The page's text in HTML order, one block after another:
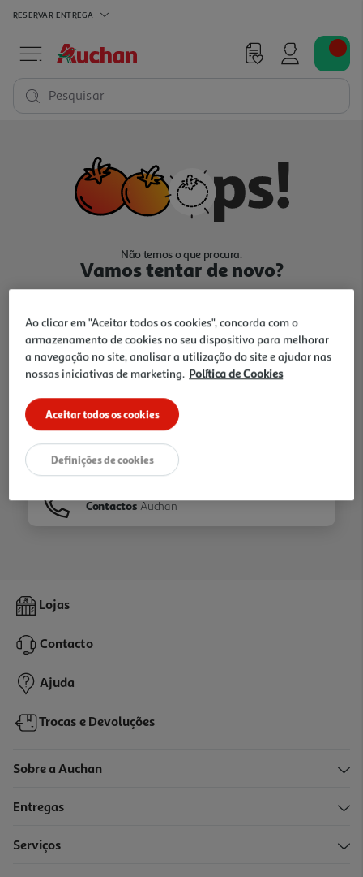
RESERVAR ENTREGA
Pesquisar
Não temos o que procura.
Vamos tentar de novo?
Ir para Homepage
Folhetos
Contactos Auchan
Lojas
Contacto
Ajuda
Trocas e Devoluções
Sobre a Auchan
Entregas
Serviços
Ao clicar em "Aceitar todos os cookies", concorda com o
armazenamento de cookies no seu dispositivo para melhorar
a navegação no site, analisar a utilização do site e ajudar nas
nossas iniciativas de marketing. Política de Cookies
Aceitar todos os cookies
Definições de cookies